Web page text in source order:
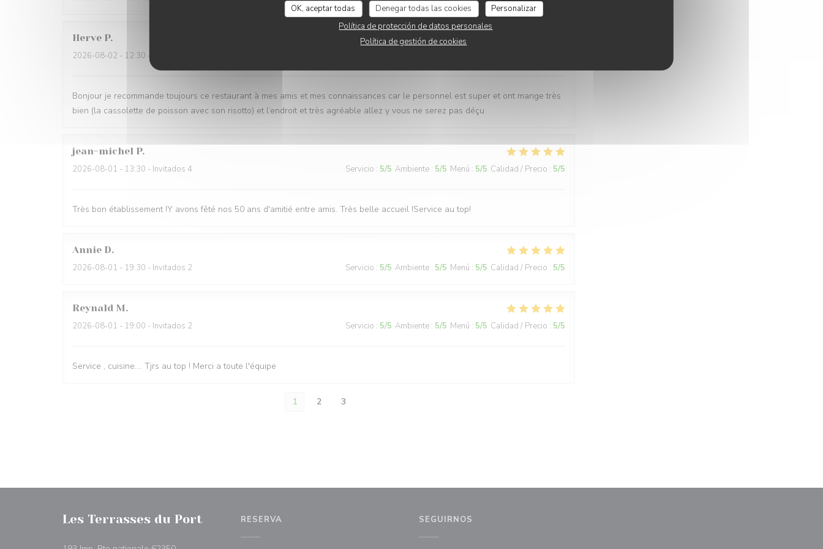
OK, aceptar todas Denegar todas las cookies
Personalizar
Política de protección de datos personales
Política de gestión de cookies
Herve P
2026-08-02 - 12:30 - Invitados 6
Bonjour je recommande toujours ce restaurant à mes amis et mes connaissances car le personnel est super et ont mange très
bien (la cassolette de poisson avec son risotto) et l’endroit et très agréable allez y vous ne serez pas déçu
jean-michel P
2026-08-01 - 13:30 - Invitados 4 Servicio : 5/5 Ambiente : 5/5 Menú : 5/5 Calidad / Precio : 5/5
Très bon établissement !Y avons fêté nos 50 ans d'amitié entre amis. Très belle accueil !Service au top!
Annie D
2026-08-01 - 19:30 - Invitados 2 Servicio : 5/5 Ambiente : 5/5 Menú : 5/5 Calidad / Precio : 5/5
Reynald M
2026-08-01 - 19:00 - Invitados 2 Servicio : 5/5 Ambiente : 5/5 Menú : 5/5 Calidad / Precio : 5/5
Service , cuisine.... Tjrs au top ! Merci a toute l'équipe
1 2 3
Les Terrasses du Port RESERVA SEGUIRNOS